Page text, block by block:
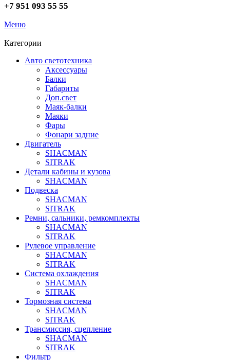
+7 951 093 55 55
Меню
Категории
Авто светотехника
Аксессуары
Балки
Габариты
Доп.свет
Маяк-балки
Маяки
Фары
Фонари задние
Двигатель
SHACMAN
SITRAK
Детали кабины и кузова
SHACMAN
Подвеска
SHACMAN
SITRAK
Ремни, сальники, ремкомплекты
SHACMAN
SITRAK
Рулевое управление
SHACMAN
SITRAK
Система охлаждения
SHACMAN
SITRAK
Тормозная система
SHACMAN
SITRAK
Трансмиссия, сцепление
SHACMAN
SITRAK
Фильтр